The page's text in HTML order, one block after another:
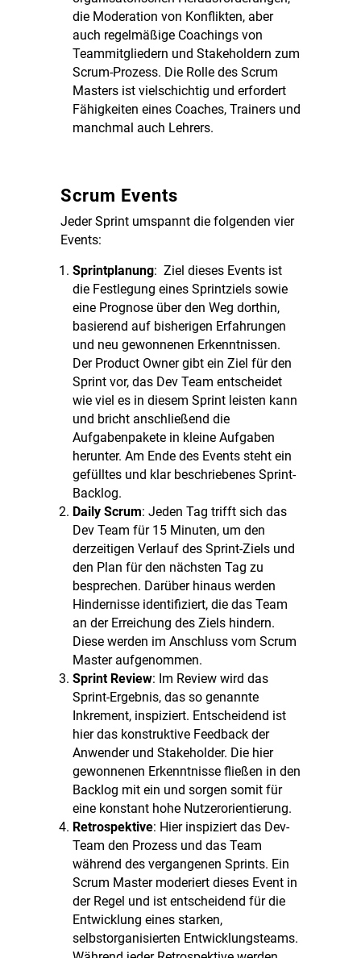
die Moderation von Konflikten, aber
auch regelmäßige Coachings von
Teammitgliedern und Stakeholdern zum
Scrum-Prozess. Die Rolle des Scrum
Masters ist vielschichtig und erfordert
Fähigkeiten eines Coaches, Trainers und
manchmal auch Lehrers.
Scrum Events
Jeder Sprint umspannt die folgenden vier
Events:
Sprintplanung: Ziel dieses Events ist
die Festlegung eines Sprintziels sowie
eine Prognose über den Weg dorthin,
basierend auf bisherigen Erfahrungen
und neu gewonnenen Erkenntnissen.
Der Product Owner gibt ein Ziel für den
Sprint vor, das Dev Team entscheidet
wie viel es in diesem Sprint leisten kann
und bricht anschließend die
Aufgabenpakete in kleine Aufgaben
herunter. Am Ende des Events steht ein
gefülltes und klar beschriebenes Sprint-
Backlog.
Daily Scrum: Jeden Tag trifft sich das
Dev Team für 15 Minuten, um den
derzeitigen Verlauf des Sprint-Ziels und
den Plan für den nächsten Tag zu
besprechen. Darüber hinaus werden
Hindernisse identifiziert, die das Team
an der Erreichung des Ziels hindern.
Diese werden im Anschluss vom Scrum
Master aufgenommen.
Sprint Review: Im Review wird das
Sprint-Ergebnis, das so genannte
Inkrement, inspiziert. Entscheidend ist
hier das konstruktive Feedback der
Anwender und Stakeholder. Die hier
gewonnenen Erkenntnisse fließen in den
Backlog mit ein und sorgen somit für
eine konstant hohe Nutzerorientierung.
Retrospektive: Hier inspiziert das Dev-
Team den Prozess und das Team
während des vergangenen Sprints. Ein
Scrum Master moderiert dieses Event in
der Regel und ist entscheidend für die
Entwicklung eines starken,
selbstorganisierten Entwicklungsteams.